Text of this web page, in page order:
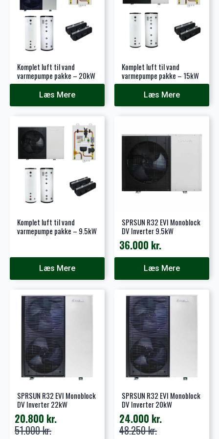
Komplet luft til vand
varmepumpe pakke – 20kW
Læs Mere
Komplet luft til vand
varmepumpe pakke – 15kW
Læs Mere
Komplet luft til vand
varmepumpe pakke – 9.5kW
Læs Mere
SPRSUN R32 EVI Monoblock
DV Inverter 9.5kW
36.000 kr.
Læs Mere
SPRSUN R32 EVI Monoblock
DV Inverter 22kW
51.000kr.
Den
20.800 kr.
Den
SPRSUN R32 EVI Monoblock
DV Inverter 20kW
48.250kr.
Den
24.000 kr.
Den